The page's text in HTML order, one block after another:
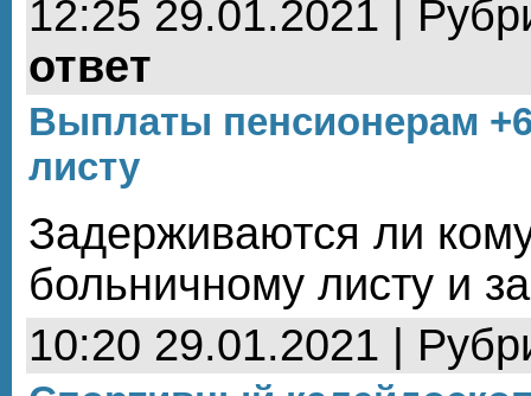
12:25 29.01.2021 |
ответ
Выплаты пенсионерам
листу
Задерживаются ли
больничному листу и
10:20 29.01.2021 |